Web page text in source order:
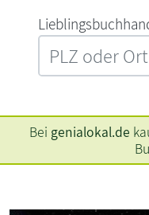
Bei genialokal.de